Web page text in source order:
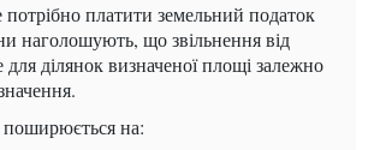
платити земельний податок
наголошують, що звільнення від
ділянок визначеної площі залежно
поширюється на: